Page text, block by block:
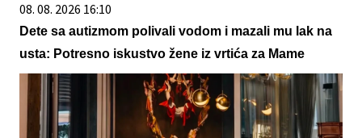
08. 08. 2026 16:10
Dete sa autizmom polivali vodom i mazali mu lak na
usta: Potresno iskustvo žene iz vrtića za Mame